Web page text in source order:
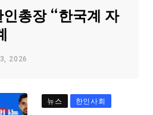
총장 “한국계 자
2026
뉴스 한인사회